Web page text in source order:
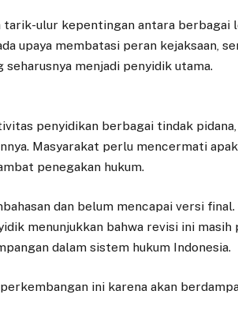
tarik-ulur kepentingan antara berbagai
upaya membatasi peran kejaksaan,
menjadi penyidik utama.
penyidikan berbagai tindak
Masyarakat perlu mencermati
penegakan hukum.
dan belum mencapai versi
menunjukkan bahwa revisi ini masih
dalam sistem hukum Indonesia.
ini karena akan